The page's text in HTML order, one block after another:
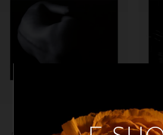
Paola Stefanizzi